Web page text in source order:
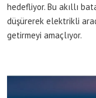
hedefliyor. Bu akıllı
düşürerek elektrikli
getirmeyi amaçlıyor.